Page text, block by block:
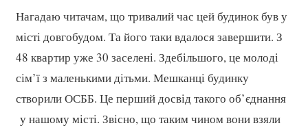
Нагадаю читачам, що тривалий час цей будинок був у
місті довгобудом. Та його таки вдалося завершити. З
48 квартир уже 30 заселені. Здебільшого, це молоді
сім’ї з маленькими дітьми. Мешканці будинку
створили ОСББ. Це перший досвід такого об’єднання
у нашому місті. Звісно, що таким чином вони взяли